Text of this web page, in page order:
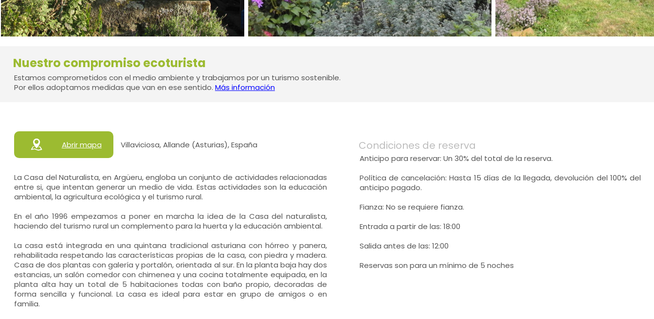
Nuestro compromiso ecoturista
Estamos comprometidos con el medio ambiente y trabajamos por un turismo sostenible.
Por ellos adoptamos medidas que van en ese sentido. Más información
Abrir mapa Villaviciosa, Allande (Asturias), España
La Casa del Naturalista, en Argüeru, engloba un conjunto de actividades relacionadas
entre si, que intentan generar un medio de vida. Estas actividades son la educación
ambiental, la agricultura ecológica y el turismo rural.
En el año 1996 empezamos a poner en marcha la idea de la Casa del naturalista,
haciendo del turismo rural un complemento para la huerta y la educación ambiental.
La casa está integrada en una quintana tradicional asturiana con hórreo y panera,
rehabilitada respetando las características propias de la casa, con piedra y madera.
Casa de dos plantas con galería y portalón, orientada al sur. En la planta baja hay dos
estancias, un salón comedor con chimenea y una cocina totalmente equipada, en la
planta alta hay un total de 5 habitaciones todas con baño propio, decoradas de
forma sencilla y funcional. La casa es ideal para estar en grupo de amigos o en
familia.
Condiciones de reserva
Anticipo para reservar: Un 30% del total de la reserva.
Política de cancelación: Hasta 15 días de la llegada, devolución del 100% del
anticipo pagado.
Fianza: No se requiere fianza.
Entrada a partir de las: 18:00
Salida antes de las: 12:00
Reservas son para un mínimo de 5 noches